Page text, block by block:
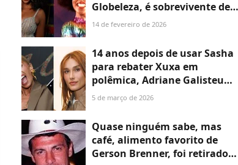
Globeleza, é sobrevivente de
um acidente de avião: ‘Nem
14 de fevereiro de 2026
14 anos depois de usar Sasha
para rebater Xuxa em
polêmica, Adriane Galisteu
quase fica cara a cara com a
5 de março de 2026
Quase ninguém sabe, mas
café, alimento favorito de
Gerson Brenner, foi retirado